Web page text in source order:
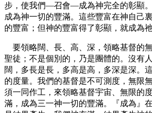
步，使我們—召會—成為神完全的彰顯。
成為神一切的豐滿。這些豐富在神自己
的豐富；但神的豐富得了彰顯，就成為祂
要領略闊、長、高、深，領略基督的
聖徒；不是個別的，乃是團體的。沒有
闊，多長是長，多高是高，多深是深。
的度量。我們的基督是不可測度，無限
須一同作工，來領略基督宇宙、無限的
滿，成為三一神一切的豐滿。『成為』